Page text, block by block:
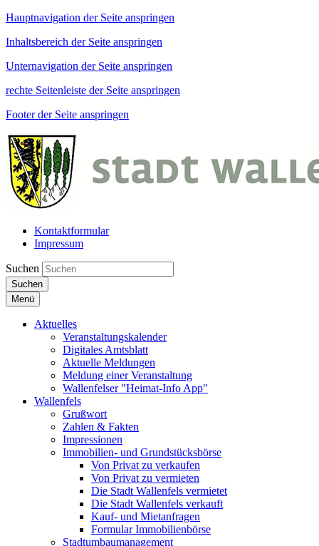
Hauptnavigation der Seite anspringen
Inhaltsbereich der Seite anspringen
Unternavigation der Seite anspringen
rechte Seitenleiste der Seite anspringen
Footer der Seite anspringen
Kontaktformular
Impressum
Suchen
Suchen
Menü
Aktuelles
Veranstaltungskalender
Digitales Amtsblatt
Aktuelle Meldungen
Meldung einer Veranstaltung
Wallenfelser "Heimat-Info App"
Wallenfels
Grußwort
Zahlen & Fakten
Impressionen
Immobilien- und Grundstücksbörse
Von Privat zu verkaufen
Von Privat zu vermieten
Die Stadt Wallenfels vermietet
Die Stadt Wallenfels verkauft
Kauf- und Mietanfragen
Formular Immobilienbörse
Stadtumbaumanagement